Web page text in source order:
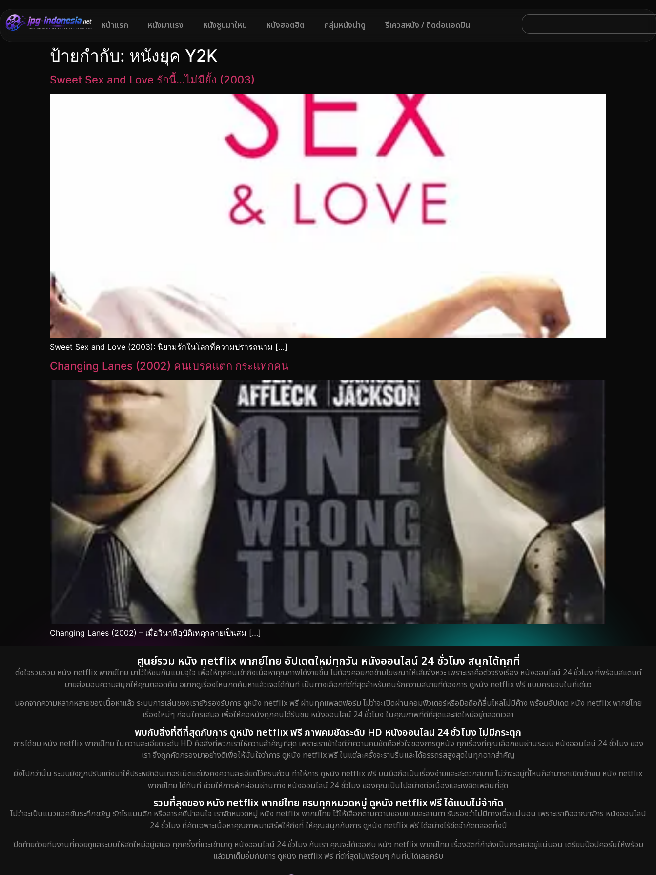
หน้าแรก หนังมาแรง หนังซูมมาใหม่ หนังฮอตฮิต กลุ่มหนังน่าดู รีเควสหนัง / ติดต่อแอดมิน
ป้ายกำกับ: หนังยุค Y2K
Sweet Sex and Love รักนี้…ไม่มียั้ง (2003)
Sweet Sex and Love (2003): นิยามรักในโลกที่ความปรารถนาม […]
Changing Lanes (2002) คนเบรคแตก กระแทกคน
Changing Lanes (2002) – เมื่อวินาทีอุบัติเหตุกลายเป็นสม […]
ศูนย์รวม หนัง netflix พากย์ไทย อัปเดตใหม่ทุกวัน หนังออนไลน์ 24 ชั่วโมง สนุกได้ทุกที่
ตั้งใจรวบรวม หนัง netflix พากย์ไทย มาไว้ให้ชมกันแบบจุใจ เพื่อให้ทุกคนเข้าถึงเนื้อหาคุณภาพได้ง่ายขึ้น ไม่ต้องคอยกดข้ามโฆษณาให้เสียจังหวะ เพราะเราคือตัวจริงเรื่อง หนังออนไลน์ 24 ชั่วโมง ที่พร้อมสแตนด์
บายส่งมอบความสนุกให้คุณตลอดคืน อยากดูเรื่องไหนกดค้นหาแล้วเจอได้ทันที เป็นทางเลือกที่ดีที่สุดสำหรับคนรักความสบายที่ต้องการ ดูหนัง netflix ฟรี แบบครบจบในที่เดียว
นอกจากความหลากหลายของเนื้อหาแล้ว ระบบการเล่นของเรายังรองรับการ ดูหนัง netflix ฟรี ผ่านทุกแพลตฟอร์ม ไม่ว่าจะเปิดผ่านคอมพิวเตอร์หรือมือถือก็ลื่นไหลไม่มีค้าง พร้อมอัปเดต หนัง netflix พากย์ไทย
เรื่องใหม่ๆ ก่อนใครเสมอ เพื่อให้คอหนังทุกคนได้รับชม หนังออนไลน์ 24 ชั่วโมง ในคุณภาพที่ดีที่สุดและสดใหม่อยู่ตลอดเวลา
พบกับสิ่งที่ดีที่สุดกับการ ดูหนัง netflix ฟรี ภาพคมชัดระดับ HD หนังออนไลน์ 24 ชั่วโมง ไม่มีกระตุก
การได้ชม หนัง netflix พากย์ไทย ในความละเอียดระดับ HD คือสิ่งที่พวกเราให้ความสำคัญที่สุด เพราะเราเข้าใจดีว่าความคมชัดคือหัวใจของการดูหนัง ทุกเรื่องที่คุณเลือกชมผ่านระบบ หนังออนไลน์ 24 ชั่วโมง ของ
เรา จึงถูกคัดกรองมาอย่างดีเพื่อให้มั่นใจว่าการ ดูหนัง netflix ฟรี ในแต่ละครั้งจะราบรื่นและได้อรรถรสสูงสุดในทุกฉากสำคัญ
ยิ่งไปกว่านั้น ระบบยังถูกปรับแต่งมาให้ประหยัดอินเทอร์เน็ตแต่ยังคงความละเอียดไว้ครบถ้วน ทำให้การ ดูหนัง netflix ฟรี บนมือถือเป็นเรื่องง่ายและสะดวกสบาย ไม่ว่าจะอยู่ที่ไหนก็สามารถเปิดเข้าชม หนัง netflix
พากย์ไทย ได้ทันที ช่วยให้การพักผ่อนผ่านทาง หนังออนไลน์ 24 ชั่วโมง ของคุณเป็นไปอย่างต่อเนื่องและเพลิดเพลินที่สุด
รวมที่สุดของ หนัง netflix พากย์ไทย ครบทุกหมวดหมู่ ดูหนัง netflix ฟรี ได้แบบไม่จำกัด
ไม่ว่าจะเป็นแนวแอคชั่นระทึกขวัญ รักโรแมนติก หรือสารคดีน่าสนใจ เราจัดหมวดหมู่ หนัง netflix พากย์ไทย ไว้ให้เลือกตามความชอบแบบละลานตา รับรองว่าไม่มีทางเบื่อแน่นอน เพราะเราคืออาณาจักร หนังออนไลน์
24 ชั่วโมง ที่คัดเฉพาะเนื้อหาคุณภาพมาเสิร์ฟให้ถึงที่ ให้คุณสนุกกับการ ดูหนัง netflix ฟรี ได้อย่างไร้ขีดจำกัดตลอดทั้งปี
ปิดท้ายด้วยทีมงานที่คอยดูแลระบบให้สดใหม่อยู่เสมอ ทุกครั้งที่แวะเข้ามาดู หนังออนไลน์ 24 ชั่วโมง กับเรา คุณจะได้เจอกับ หนัง netflix พากย์ไทย เรื่องฮิตที่กำลังเป็นกระแสอยู่แน่นอน เตรียมป๊อปคอร์นให้พร้อม
แล้วมาเต็มอิ่มกับการ ดูหนัง netflix ฟรี ที่ดีที่สุดไปพร้อมๆ กันที่นี่ได้เลยครับ